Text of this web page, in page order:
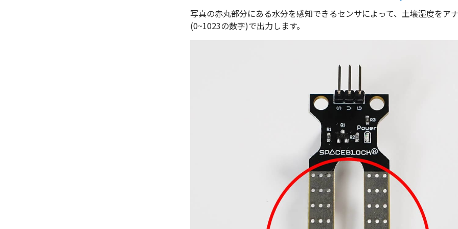
写真の赤丸部分にある水分を感知できるセンサによって、土壌湿度をア
(0~1023の数字)で出力します。